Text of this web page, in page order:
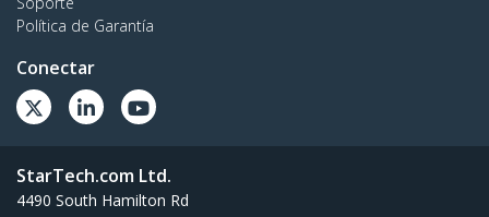
Política de Garantía
Conectar
StarTech.com Ltd.
4490 South Hamilton Rd